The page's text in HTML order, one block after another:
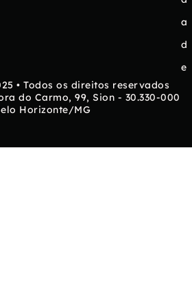
a
d
e
• Todos os direitos reservados
do Carmo, 99, Sion - 30.330-000
Horizonte/MG